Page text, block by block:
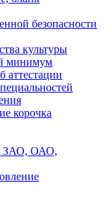
безопасности
культуры
минимум
аттестации
корочка
ЗАО, ОАО,